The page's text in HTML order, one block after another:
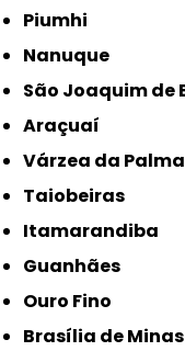
Piumhi
Nanuque
São Joaquim de
Araçuaí
Várzea da Palma
Taiobeiras
Itamarandiba
Guanhães
Ouro Fino
Brasília de Minas